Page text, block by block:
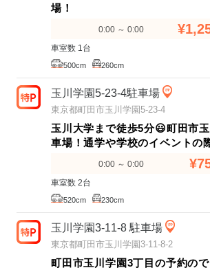
場！
0:00 ～ 0:00
車室数 1台
500cm 260cm
玉川学園5-23-4駐車場
東京都町田市玉川学園5-23-4
玉川大学まで徒歩5分😃町田市
車場！通学や学校のイベントの
0:00 ～ 0:00
車室数 2台
520cm 230cm
玉川学園3-11-8 駐車場
東京都町田市玉川学園3-11-8-2
町田市玉川学園3丁目の予約の